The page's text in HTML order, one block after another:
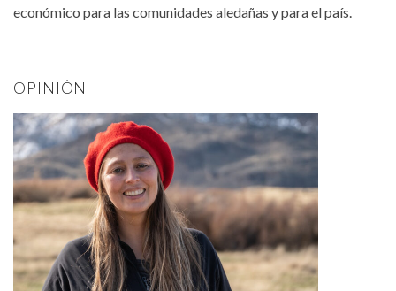
económico para las comunidades aledañas y para el país.
OPINIÓN